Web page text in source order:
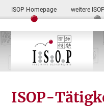
ISOP Homepage weitere
ISOP-